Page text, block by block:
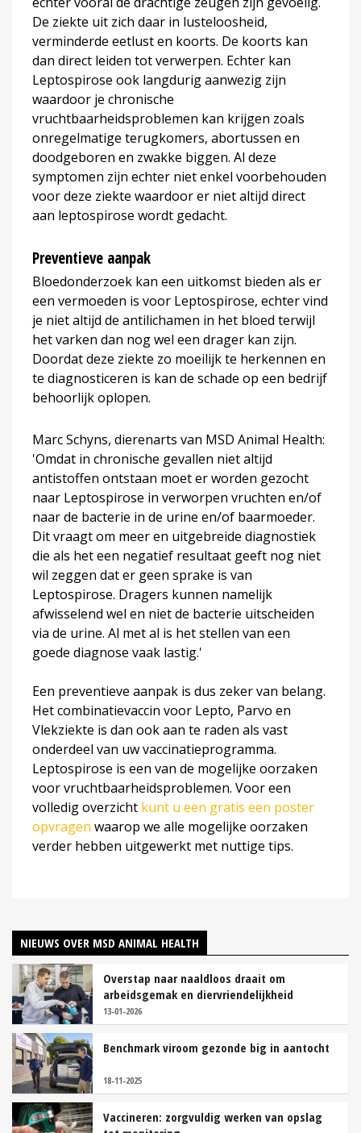
De ziekte uit zich daar in lusteloosheid,
verminderde eetlust en koorts. De koorts kan
dan direct leiden tot verwerpen. Echter kan
Leptospirose ook langdurig aanwezig zijn
waardoor je chronische
vruchtbaarheidsproblemen kan krijgen zoals
onregelmatige terugkomers, abortussen en
doodgeboren en zwakke biggen. Al deze
symptomen zijn echter niet enkel voorbehouden
voor deze ziekte waardoor er niet altijd direct
aan leptospirose wordt gedacht.
Preventieve aanpak
Bloedonderzoek kan een uitkomst bieden als er
een vermoeden is voor Leptospirose, echter vind
je niet altijd de antilichamen in het bloed terwijl
het varken dan nog wel een drager kan zijn.
Doordat deze ziekte zo moeilijk te herkennen en
te diagnosticeren is kan de schade op een bedrijf
behoorlijk oplopen.
Marc Schyns, dierenarts van MSD Animal Health:
'Omdat in chronische gevallen niet altijd
antistoffen ontstaan moet er worden gezocht
naar Leptospirose in verworpen vruchten en/of
naar de bacterie in de urine en/of baarmoeder.
Dit vraagt om meer en uitgebreide diagnostiek
die als het een negatief resultaat geeft nog niet
wil zeggen dat er geen sprake is van
Leptospirose. Dragers kunnen namelijk
afwisselend wel en niet de bacterie uitscheiden
via de urine. Al met al is het stellen van een
goede diagnose vaak lastig.'
Een preventieve aanpak is dus zeker van belang.
Het combinatievaccin voor Lepto, Parvo en
Vlekziekte is dan ook aan te raden als vast
onderdeel van uw vaccinatieprogramma.
Leptospirose is een van de mogelijke oorzaken
voor vruchtbaarheidsproblemen. Voor een
volledig overzicht kunt u een gratis een poster
opvragen waarop we alle mogelijke oorzaken
verder hebben uitgewerkt met nuttige tips.
NIEUWS OVER MSD ANIMAL HEALTH
Overstap naar naaldloos draait om
arbeidsgemak en diervriendelijkheid
13-01-2026
Benchmark viroom gezonde big in aantocht
18-11-2025
Vaccineren: zorgvuldig werken van opslag